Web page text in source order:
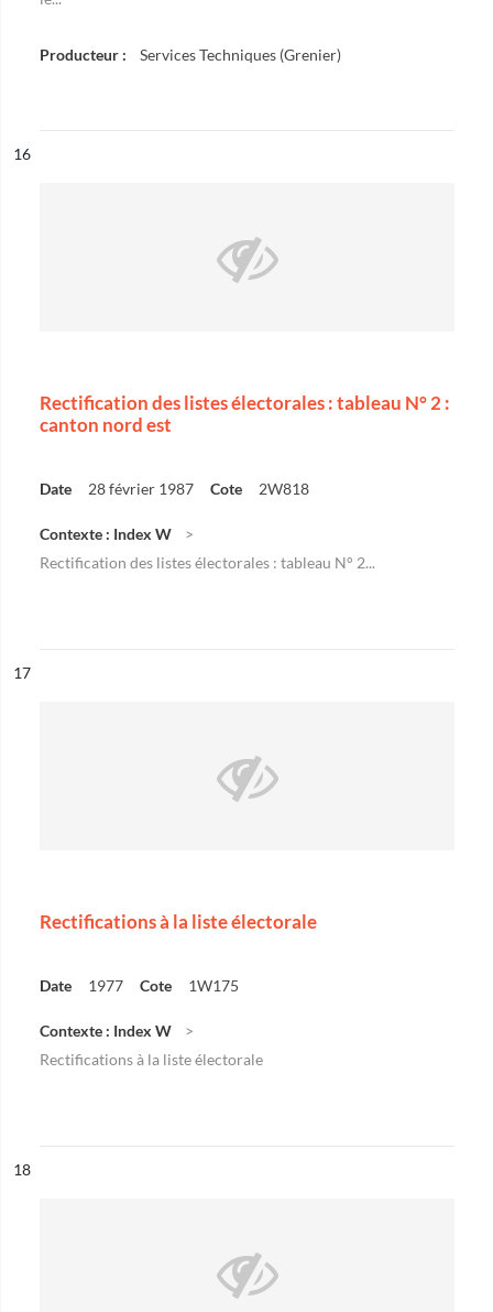
Producteur : Services Techniques (Grenier)
n°
16
Rectification des listes électorales : tableau N° 2 :
canton nord est
Date 28 février 1987 Cote 2W818
Contexte : Index W
Rectification des listes électorales : tableau N° 2...
n°
17
Rectifications à la liste électorale
Date 1977 Cote 1W175
Contexte : Index W
Rectifications à la liste électorale
n°
18